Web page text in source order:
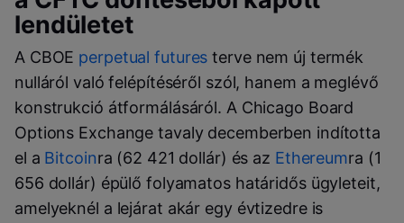
lendületet
A CBOE perpetual futures terve nem új termék
nulláról való felépítéséről szól, hanem a meglévő
konstrukció átformálásáról. A Chicago Board
Options Exchange tavaly decemberben indította
el a Bitcoinra (62 421 dollár) és az Ethereumra (1
656 dollár) épülő folyamatos határidős ügyleteit,
amelyeknél a lejárat akár egy évtizedre is